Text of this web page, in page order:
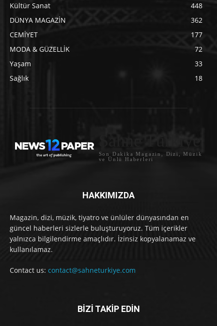
Kültür Sanat
448
DÜNYA MAGAZİN
362
CEMİYET
177
MODA & GÜZELLİK
72
Yaşam
33
Sağlık
18
Sahne Türkiye
Son Dakika Magazin, Dizi, Müzik
ve Ünlü Haberleri
HAKKIMIZDA
Magazin, dizi, müzik, tiyatro ve ünlüler dünyasından en
güncel haberleri sizlerle buluşturuyoruz. Tüm içerikler
yalnızca bilgilendirme amaçlıdır. İzinsiz kopyalanamaz ve
kullanılamaz.
Contact us: contact@sahneturkiye.com
BİZİ TAKİP EDİN